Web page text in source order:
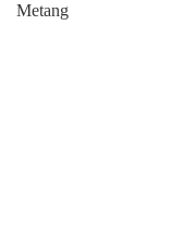
Metang